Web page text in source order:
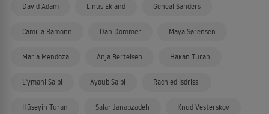
David Adam Linus Ekland Geneal Sanders
Camilla Ramonn Dan Dommer Maya Sørensen
Maria Mendoza Anja Bertelsen Hakan Turan
L'ymani Saibi Ayoub Saibi Rachied Isdrissi
Hüseyin Turan Salar Janabzadeh Knud Vesterskov